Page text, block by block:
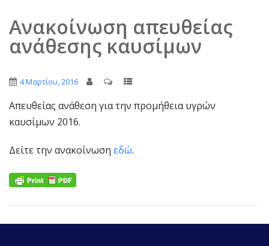
Ανακοίνωση απευθείας
ανάθεσης καυσίμων
4 Μαρτίου, 2016
Απευθείας ανάθεση για την προμήθεια υγρών
καυσίμων 2016.
Δείτε την ανακοίνωση εδώ.